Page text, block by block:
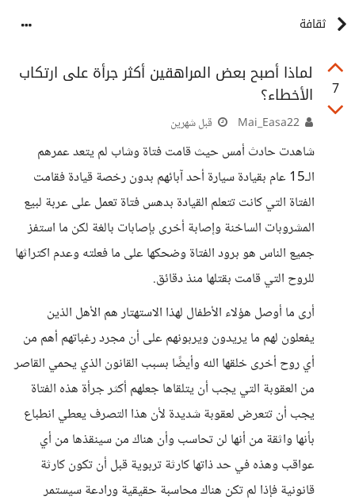
ثقافة
7
لماذا أصبح بعض المراهقين أكثر جرأة على ارتكاب
الأخطاء؟
قبل شهرين
شاهدت حادث أمس حيث قامت فتاة وشاب لم يتعد عمرهم
الـ15 عام بقيادة سيارة أحد آبائهم بدون رخصة قيادة فقامت
الفتاة التي كانت تتعلم القيادة بدهس فتاة تعمل على عربة لبيع
المشروبات الساخنة وإصابة أخرى بإصابات بالغة لكن ما استفز
جميع الناس هو برود الفتاة وضحكها على ما فعلته وعدم اكتراثها
للروح التي قامت بقتلها منذ دقائق.
أرى ما أوصل هؤلاء الأطفال لهذا الاستهتار هم الأهل الذين
يفعلون لهم ما يريدون ويربونهم على أن مجرد رغباتهم أهم من
أي روح أخرى خلقها الله وأيضًا بسبب القانون الذي يحمي القاصر
من العقوبة التي يجب أن يتلقاها جعلهم أكثر جرأة هذه الفتاة
يجب أن تتعرض لعقوبة شديدة لأن هذا التصرف يعطي انطباع
بأنها واثقة من أنها لن تحاسب وأن هناك من سينقذها من أي
عواقب وهذه في حد ذاتها كارثة تربوية قبل أن تكون كارثة
قانونية فإذا لم تكن هناك محاسبة حقيقية ورادعة سيستمر